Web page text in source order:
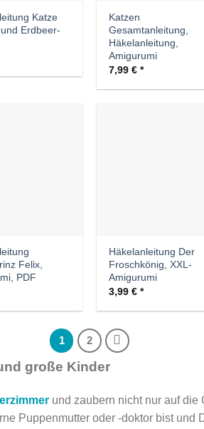
Katze
Erdbeer-
Katzen
Gesamtanleitung,
Häkelanleitung,
Amigurumi
7,99 €
Felix,
PDF
Häkelanleitung Der
Froschkönig, XXL-
Amigurumi
3,99 €
1 2
große Kinder
und zaubern nicht nur auf die
Puppenmutter oder -doktor bist und